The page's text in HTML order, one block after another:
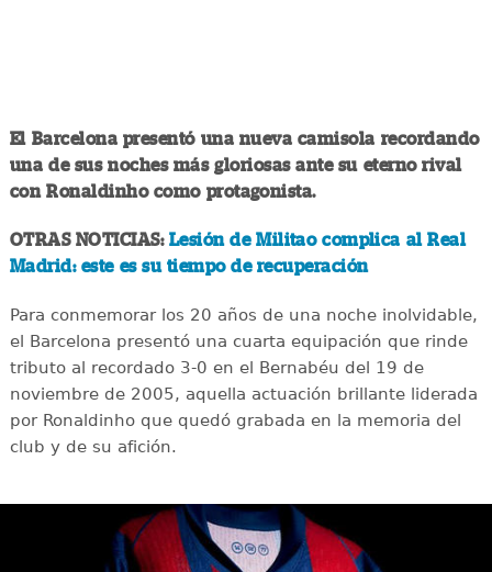
El Barcelona presentó una nueva camisola recordando
una de sus noches más gloriosas ante su eterno rival
con Ronaldinho como protagonista.
OTRAS NOTICIAS: Lesión de Militao complica al Real
Madrid: este es su tiempo de recuperación
Para conmemorar los 20 años de una noche inolvidable,
el Barcelona presentó una cuarta equipación que rinde
tributo al recordado 3-0 en el Bernabéu del 19 de
noviembre de 2005, aquella actuación brillante liderada
por Ronaldinho que quedó grabada en la memoria del
club y de su afición.